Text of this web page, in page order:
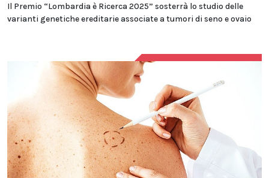
Il Premio “Lombardia è Ricerca 2025” sosterrà lo studio delle
varianti genetiche ereditarie associate a tumori di seno e ovaio